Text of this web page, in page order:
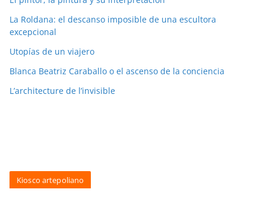
La Roldana: el descanso imposible de una escultora
excepcional
Utopías de un viajero
Blanca Beatriz Caraballo o el ascenso de la conciencia
L’architecture de l’invisible
Kiosco artepoliano